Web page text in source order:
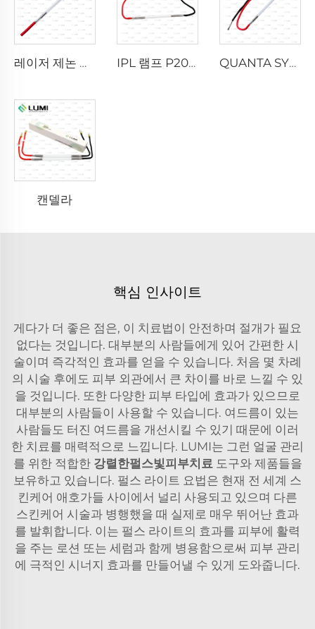
레이저 제논 램프 L2021-7×65×130 mm IPL 램프 P2021-7×65×130mm QUANTA SYSTEM
캔델라
핵심 인사이트
게다가 더 좋은 점은, 이 치료법이 안전하며 절개가 필요
없다는 것입니다. 대부분의 사람들에게 있어 간편한 시
술이며 즉각적인 효과를 얻을 수 있습니다. 처음 몇 차례
의 시술 후에도 피부 외관에서 큰 차이를 바로 느낄 수 있
을 것입니다. 또한 다양한 피부 타입에 효과가 있으므로
대부분의 사람들이 사용할 수 있습니다. 여드름이 있는
사람들도 터진 여드름을 개선시킬 수 있기 때문에 이러
한 치료를 매력적으로 느낍니다. LUMI는 그런 얼굴 관리
를 위한 적합한 강렬한펄스빛피부치료 도구와 제품들을
보유하고 있습니다. 펄스 라이트 요법은 현재 전 세계 스
킨케어 애호가들 사이에서 널리 사용되고 있으며 다른
스킨케어 시술과 병행했을 때 실제로 매우 뛰어난 효과
를 발휘합니다. 이는 펄스 라이트의 효과를 피부에 활력
을 주는 로션 또는 세럼과 함께 병용함으로써 피부 관리
에 극적인 시너지 효과를 만들어낼 수 있게 도와줍니다.